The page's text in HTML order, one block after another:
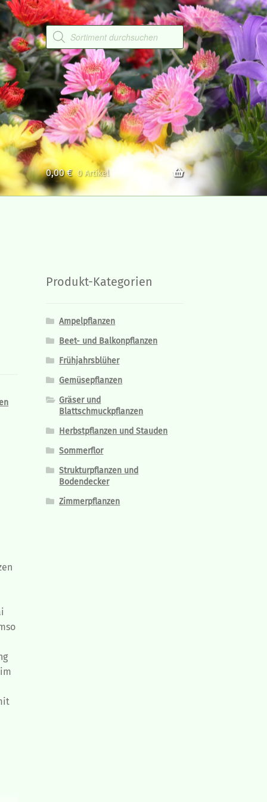
Products
search
0,00€ 0 Artikel
Produkt-Kategorien
Ampelpflanzen
Beet- und Balkonpflanzen
Frühjahrsblüher
Gemüsepflanzen
Gräser und
Blattschmuckpflanzen
Herbstpflanzen und Stauden
Sommerflor
Strukturpflanzen und
Bodendecker
Zimmerpflanzen